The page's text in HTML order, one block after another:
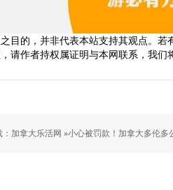
目的，并非代表本站支持其观点。
请作者持权属证明与本网联系，我们
加拿大乐活网 »小心被罚款！加拿大多伦多